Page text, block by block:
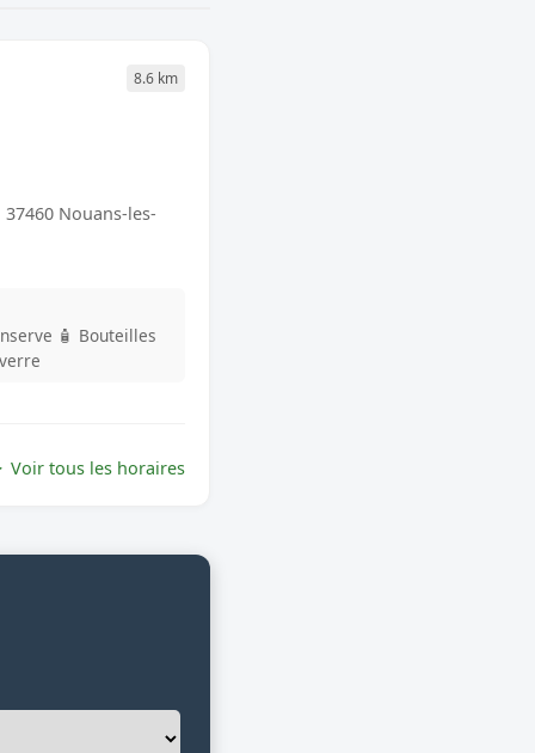
8.6 km
Nouans-les-
🧴 Bouteilles
Voir tous les horaires